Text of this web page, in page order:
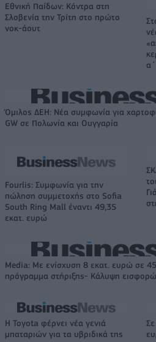
Εθνική Παίδων: Κόντρα στη
Σλοβενία την Τρίτη στο πρώτο
νοκ-άουτ
Όμιλος ΔΕΗ: Νέα συμφωνία για
GW σε Πολωνία και Ουγγαρία
Fourlis: Συμφωνία για την
πώληση συμμετοχής στο Sofia
South Ring Mall έναντι 49,35
εκατ. ευρώ
Media: Με ενίσχυση 8 εκατ. ευρώ σε
πρόγραμμα στήριξης- Κάλυψη
Η Toyota φέρνει νέα γενιά
μπαταριών για τα υβριδικά της